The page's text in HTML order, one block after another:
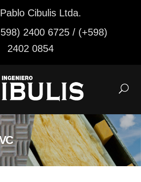
Cibulis Ltda.
2400 6725 / (+598)
2402 0854